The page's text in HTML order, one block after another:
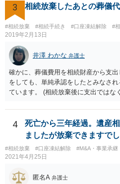
ので できないと思います。
3 相続放棄したあとの葬儀
#相続放棄 #相続手続き #口座凍結解除 #
2019年2月13日
井澤 わかな 弁護士
確かに、葬儀費用を相続財産から支
をしても、単純承認をしたとみなさ
ています。 (相続放棄後に支出ではな
述の手続ということだと思いますが)
いということではなく、身分相応の
る程度の金額に留まると考えた方が
に葬儀費用を支出する経済力がなく
ば相続財産から支出しても単純承認
で、相続放棄申述が受理される可能
4
死亡から三年経過。遺産
ましたが放棄できますで
#相続放棄 #口座凍結解除 #M&A・事業承継
2021年4月25日
匿名A 弁護士